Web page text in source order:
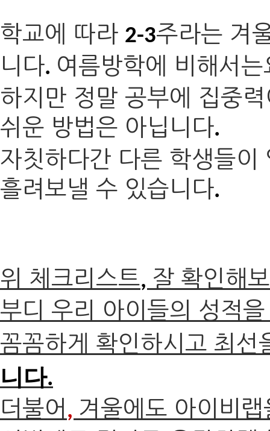
학교에 따라 2-3주라는 겨
니다. 여름방학에 비해서는
하지만 정말 공부에 집중
쉬운 방법은 아닙니다.
자칫하다간 다른 학생들이
흘려보낼 수 있습니다.
위 체크리스트, 잘 확인해
부디 우리 아이들의 성적
꼼꼼하게 확인하시고 최선
니다.
더불어 , 겨울에도 아이비